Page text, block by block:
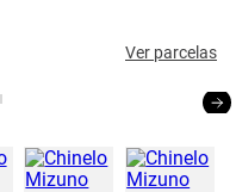
Ver parcelas